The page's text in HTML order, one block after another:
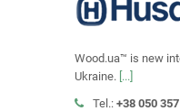
Wood.ua™ is new
Ukraine. [...]
Tel.: +38 050